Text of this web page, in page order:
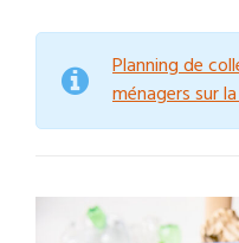
Planning de
ménagers sur